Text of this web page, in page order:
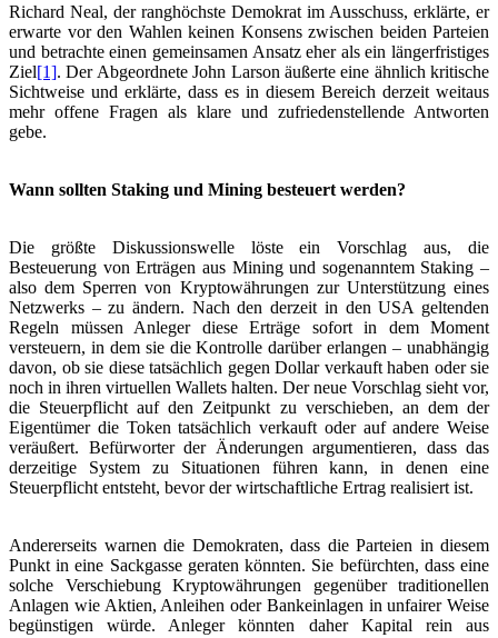
Richard Neal, der ranghöchste Demokrat im Ausschuss, erklärte, er
erwarte vor den Wahlen keinen Konsens zwischen beiden Parteien
und betrachte einen gemeinsamen Ansatz eher als ein längerfristiges
Ziel[1]. Der Abgeordnete John Larson äußerte eine ähnlich kritische
Sichtweise und erklärte, dass es in diesem Bereich derzeit weitaus
mehr offene Fragen als klare und zufriedenstellende Antworten
gebe.
Wann sollten Staking und Mining besteuert werden?
Die größte Diskussionswelle löste ein Vorschlag aus, die
Besteuerung von Erträgen aus Mining und sogenanntem Staking –
also dem Sperren von Kryptowährungen zur Unterstützung eines
Netzwerks – zu ändern. Nach den derzeit in den USA geltenden
Regeln müssen Anleger diese Erträge sofort in dem Moment
versteuern, in dem sie die Kontrolle darüber erlangen – unabhängig
davon, ob sie diese tatsächlich gegen Dollar verkauft haben oder sie
noch in ihren virtuellen Wallets halten. Der neue Vorschlag sieht vor,
die Steuerpflicht auf den Zeitpunkt zu verschieben, an dem der
Eigentümer die Token tatsächlich verkauft oder auf andere Weise
veräußert. Befürworter der Änderungen argumentieren, dass das
derzeitige System zu Situationen führen kann, in denen eine
Steuerpflicht entsteht, bevor der wirtschaftliche Ertrag realisiert ist.
Andererseits warnen die Demokraten, dass die Parteien in diesem
Punkt in eine Sackgasse geraten könnten. Sie befürchten, dass eine
solche Verschiebung Kryptowährungen gegenüber traditionellen
Anlagen wie Aktien, Anleihen oder Bankeinlagen in unfairer Weise
begünstigen würde. Anleger könnten daher Kapital rein aus